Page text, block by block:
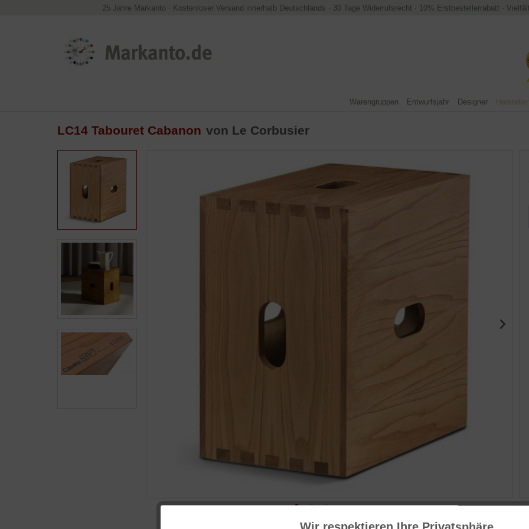
25 Jahre Markanto · Kostenloser Versand innerhalb Deutschlands · 30 Tage Widerrufsrecht · 10% Erstbestellerrabatt ·
Warengruppen Entwurfsjahr Designer Hersteller
LC14 Tabouret Cabanon von Le Corbusier